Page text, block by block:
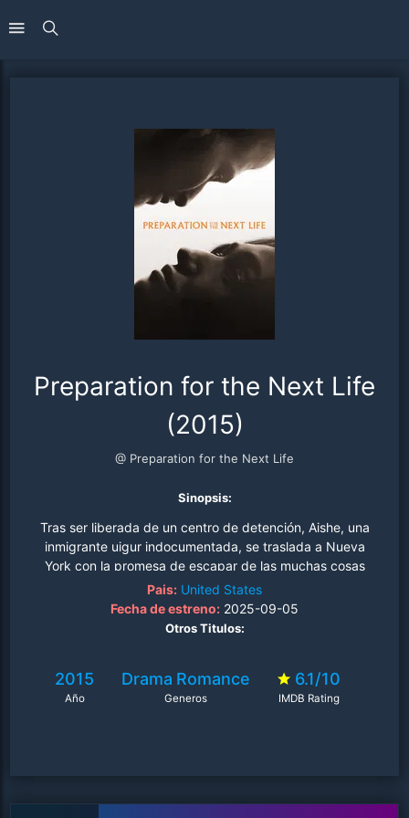
Preparation for the Next Life
(2015)
@ Preparation for the Next Life
Sinopsis:
Tras ser liberada de un centro de detención, Aishe, una
inmigrante uigur indocumentada, se traslada a Nueva
York con la promesa de escapar de las muchas cosas
que la persiguen..
Pais: United States
Fecha de estreno: 2025-09-05
Otros Titulos:
2015
Año
Drama Romance
Generos
6.1/10
IMDB Rating